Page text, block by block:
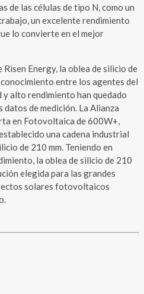
de las células de tipo N, como un
un excelente rendimiento
lo convierte en el mejor
Energy, la oblea de silicio de
entre los agentes del
y alto rendimiento han quedado
de medición. La Alianza
en Fotovoltaica de 600W+,
una cadena industrial
de 210 mm. Teniendo en
la oblea de silicio de 210
elegida para las grandes
solares fotovoltaicos